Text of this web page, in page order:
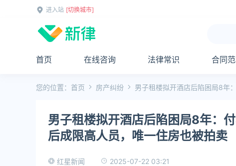
进入站 [切换城市]
首页 在线咨询 法律常识 合同
您的位置： 首页 房产纠纷 男子租楼拟开酒店后陷困局8年
男子租楼拟开酒店后陷困局8年：
后成限高人员，唯一住房也被拍卖
红星新闻 2025-07-22 03:21